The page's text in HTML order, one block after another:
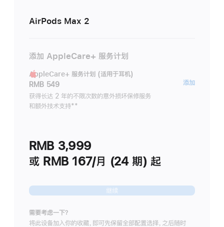
AirPods Max 2
添加 AppleCare+ 服务计划
AppleCare+ 服务计划 (适用于耳机)
RMB 549
获得长达 2 年的不限次数的意外损坏保修服务
和额外技术支持脚
**
添加
RMB 3,999
或 RMB 167/月 (24 期) 起
继续
需要考虑一下？
将此设备加入你的收藏，即可先保留全部配置选择，之后随时